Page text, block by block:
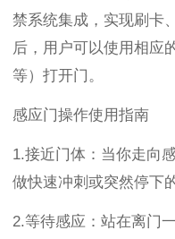
禁系统集成，实现刷卡
后，用户可以使用相应
等）打开门。
感应门操作使用指南
1.接近门体：当你走向
做快速冲刺或突然停下
2.等待感应：站在离门